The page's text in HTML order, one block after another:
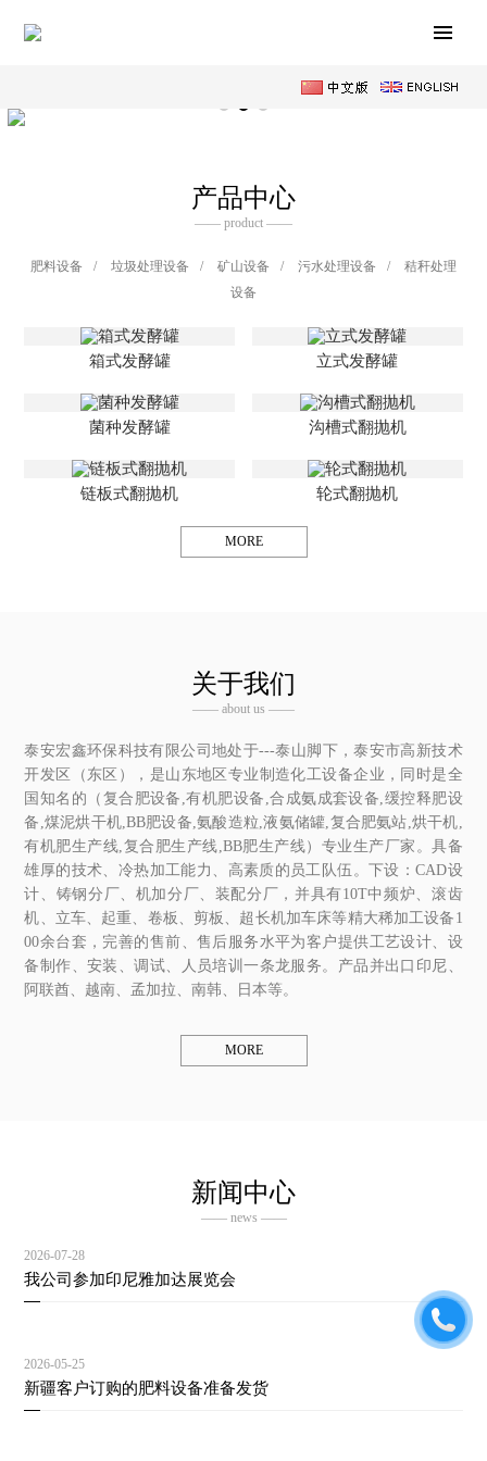
产品中心
—— product ——
肥料设备 / 垃圾处理设备 / 矿山设备 / 污水处理设备 /
秸秆处理
设备
箱式发酵罐 立式发酵罐
菌种发酵罐 沟槽式翻抛机
链板式翻抛机 轮式翻抛机
MORE
关于我们
—— about us ——
泰安宏鑫环保科技有限公司地处于---泰山脚下，泰安市高新技术
开发区（东区），是山东地区专业制造化工设备企业，同时是全
国知名的（复合肥设备,有机肥设备,合成氨成套设备,缓控释肥设
备,煤泥烘干机,BB肥设备,氨酸造粒,液氨储罐,复合肥氨站,烘干机,
有机肥生产线,复合肥生产线,BB肥生产线）专业生产厂家。具备
雄厚的技术、冷热加工能力、高素质的员工队伍。下设：CAD设
计、铸钢分厂、机加分厂、装配分厂，并具有10T中频炉、滚齿
机、立车、起重、卷板、剪板、超长机加车床等精大稀加工设备1
00余台套，完善的售前、售后服务水平为客户提供工艺设计、设
备制作、安装、调试、人员培训一条龙服务。产品并出口印尼、
阿联酋、越南、孟加拉、南韩、日本等。
MORE
新闻中心
—— news ——
2026-07-28
我公司参加印尼雅加达展览会
2026-05-25
新疆客户订购的肥料设备准备发货